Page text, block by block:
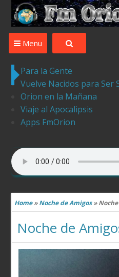
Desde Ledesma para el
Menu
Para la Gente
Vuelve Nacidos para Ser
Orion en la Mañana
Viaje al Apocalipsis
Apps FmOrion
Home»Noche de Amigos»
Noche de